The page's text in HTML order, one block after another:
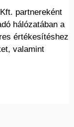
partnereként
hálózatában a
értékesítéshez
valamint